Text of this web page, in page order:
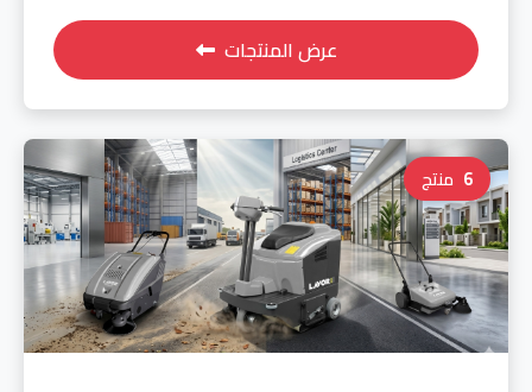
عرض المنتجات
6 منتج